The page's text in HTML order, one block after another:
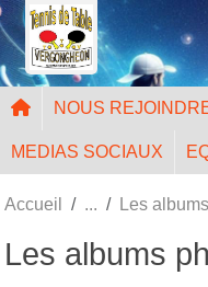
NOUS
MEDIAS SOCIAUX
Accueil Les
Les albums
Panneau de gestion des